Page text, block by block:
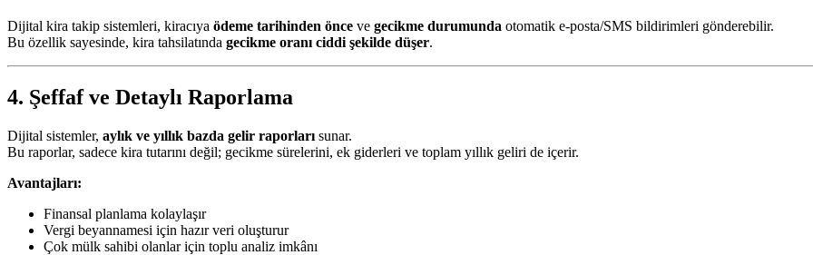
Dijital kira takip sistemleri, kiracıya ödeme tarihinden önce ve gecikme durumunda otomatik e-posta/SMS bildirimleri gönderebilir.
Bu özellik sayesinde, kira tahsilatında gecikme oranı ciddi şekilde düşer.
4. Şeffaf ve Detaylı Raporlama
Dijital sistemler, aylık ve yıllık bazda gelir raporları sunar.
Bu raporlar, sadece kira tutarını değil; gecikme sürelerini, ek giderleri ve toplam yıllık geliri de içerir.
Avantajları:
Finansal planlama kolaylaşır
Vergi beyannamesi için hazır veri oluşturur
Çok mülk sahibi olanlar için toplu analiz imkânı